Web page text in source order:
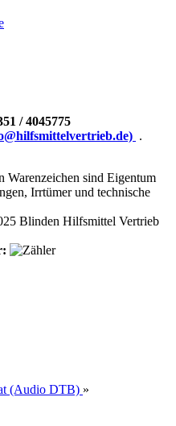
/ 4045775
.
Warenzeichen sind Eigentum
Irrtümer und technische
Blinden Hilfsmittel Vertrieb
(Audio DTB) »